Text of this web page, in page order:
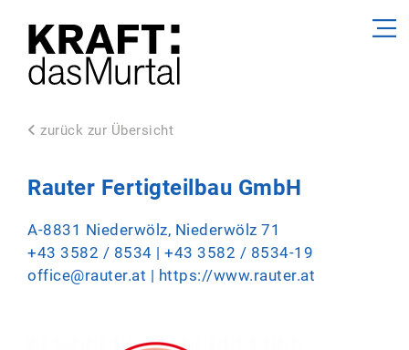
zurück zur Übersicht
Rauter Fertigteilbau GmbH
A-8831 Niederwölz, Niederwölz 71
+43 3582 / 8534 | +43 3582 / 8534-19
office@rauter.at | https://www.rauter.at